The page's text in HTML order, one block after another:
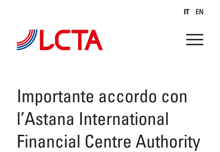
IT EN
Importante accordo con
l’Astana International
Financial Centre Authority